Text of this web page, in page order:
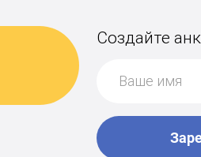
Создайте